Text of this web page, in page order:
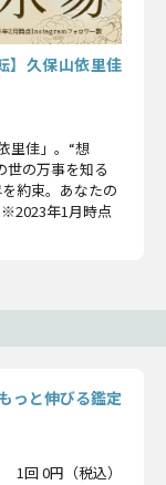
】久保山依里佳
里佳」。“想
世の万事を知る
約束。あなたの
年1月時点
っと伸びる鑑定
1回 0円（税込）